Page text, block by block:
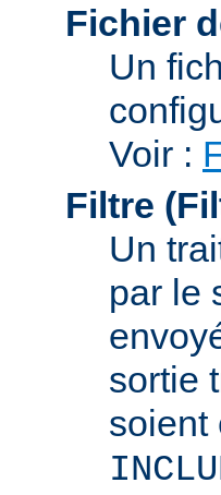
Fichier
Un
Voir :
Filtre
Un
par le
sortie
soient